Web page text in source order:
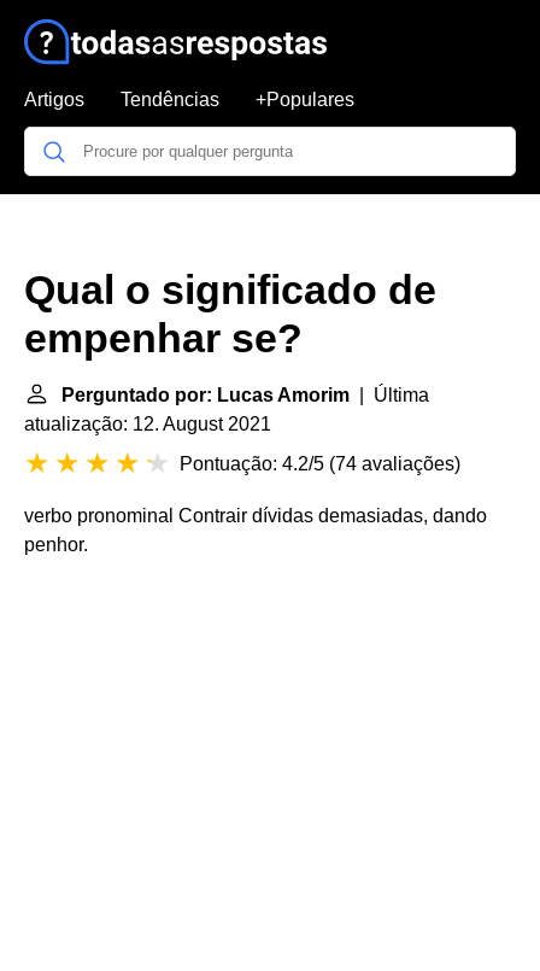
Artigos Tendências +Populares
Qual o significado de
empenhar se?
Perguntado por: Lucas Amorim | Última
atualização: 12. August 2021
Pontuação: 4.2/5 (74 avaliações)
verbo pronominal Contrair dívidas demasiadas, dando
penhor.